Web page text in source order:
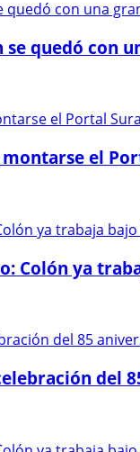
se quedó con
montarse el
Colón ya
del